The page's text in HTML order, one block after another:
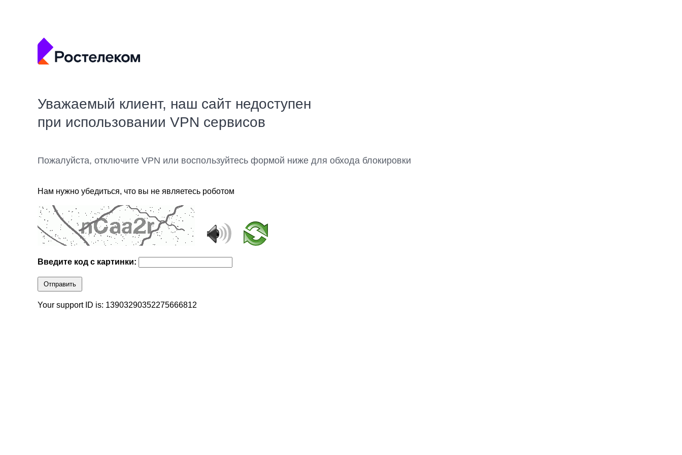
Уважаемый клиент, наш сайт недоступен
при использовании VPN сервисов
Пожалуйста, отключите VPN или воспользуйтесь формой ниже для обхода блокировки
Нам нужно убедиться, что вы не являетесь роботом
Введите код с картинки:
Отправить
Your support ID is: 13903290352275666812